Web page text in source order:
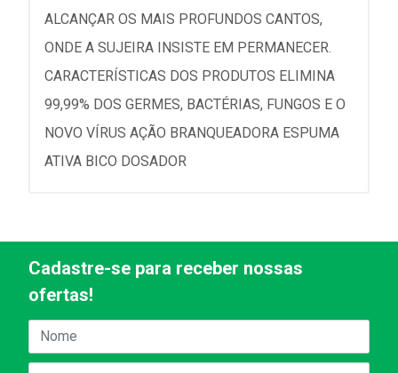
ALCANÇAR OS MAIS PROFUNDOS CANTOS,
ONDE A SUJEIRA INSISTE EM PERMANECER.
CARACTERÍSTICAS DOS PRODUTOS ELIMINA
99,99% DOS GERMES, BACTÉRIAS, FUNGOS E O
NOVO VÍRUS AÇÃO BRANQUEADORA ESPUMA
ATIVA BICO DOSADOR
Cadastre-se para receber nossas
ofertas!